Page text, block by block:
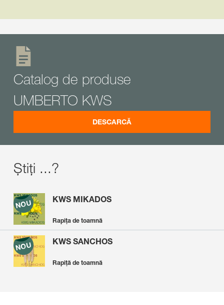
Catalog de produse
UMBERTO KWS
DESCARCĂ
Știți ...?
KWS MIKADOS
Rapița de toamnă
KWS SANCHOS
Rapiță de toamnă